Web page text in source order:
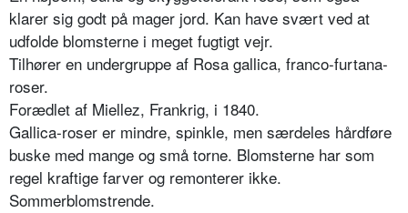
klarer sig godt på mager jord. Kan have svært ved at
udfolde blomsterne i meget fugtigt vejr.
Tilhører en undergruppe af Rosa gallica, franco-­furtana-
roser.
Forædlet af Miellez, Frankrig, i 1840.
Gallica-roser er mindre, spinkle, men særdeles hårdføre
buske med mange og små torne. Blomsterne har som
regel kraftige farver og remonterer ikke.
Sommerblomstrende.